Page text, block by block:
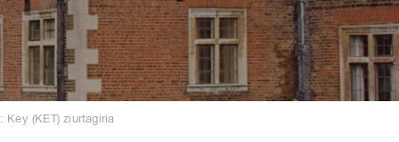
Key (KET) ziurtagiria